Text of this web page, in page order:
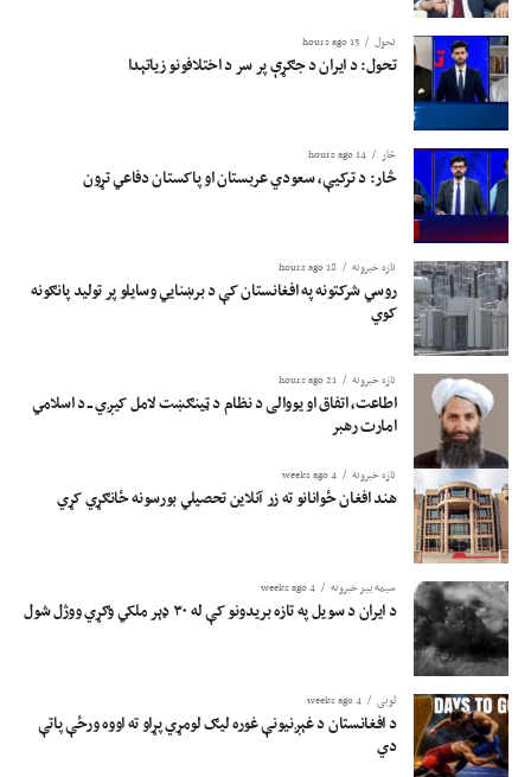
تحول 13 hours ago
تحول: د ایران د جګړې پر سر د اختلافونو زیاتېدا
څار 14 hours ago
څار: د ترکیې، سعودي عربستان او پاکستان دفاعي تړون
تازه خبرونه 18 hours ago
روسي شرکتونه په افغانستان کې د برښنايي وسایلو پر تولید پانګونه
کوي
تازه خبرونه 21 hours ago
اطاعت، اتفاق او یووالی د نظام د ټینګښت لامل کیږي ــ د اسلامي
امارت رهبر
تازه خبرونه 4 weeks ago
هند افغان ځوانانو ته زر آنلاین تحصیلي بورسونه ځانګړي کړي
سیمه ییز خبرونه 4 weeks ago
د ایران د سویل په تازه بریدونو کې له ۳۰ ډېر ملکي وګړي ووژل شول
لوبی 4 weeks ago
د افغانستان د غېږنیونې غوره لیګ لومړي پړاو ته اووه ورځې پاتې
دي